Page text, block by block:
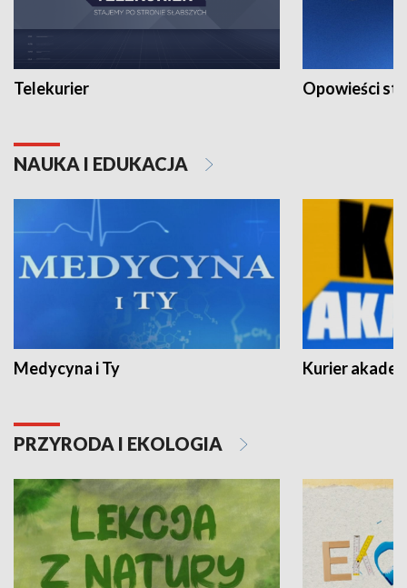
Telekurier Opowieści
NAUKA I EDUKACJA
Medycyna i Ty Kurier
PRZYRODA I EKOLOGIA